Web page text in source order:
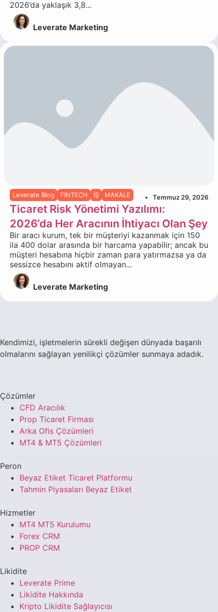
2026’da yaklaşık 3,8...
Leverate Marketing
Leverate Blog FINTECH İŞ MAKALE Temmuz 29, 2026
Ticaret Risk Yönetimi Yazılımı:
2026’da Her Aracının İhtiyacı Olan Şey
Bir aracı kurum, tek bir müşteriyi kazanmak için 150
ila 400 dolar arasında bir harcama yapabilir; ancak bu
müşteri hesabına hiçbir zaman para yatırmazsa ya da
sessizce hesabını aktif olmayan...
Leverate Marketing
Kendimizi, işletmelerin sürekli değişen dünyada başarılı
olmalarını sağlayan yenilikçi çözümler sunmaya adadık.
Çözümler
CFD Aracılık
Prop Ticaret Firması
Arka Ofis Çözümleri
MT4 & MT5 Çözümleri
Peron
Beyaz Etiket Ticaret Platformu
Tahmin Piyasaları Beyaz Etiket
Hizmetler
MT4 MT5 Kurulumu
Forex CRM
PROP CRM
Likidite
Leverate Prime
Likidite Hakkında
Kripto Likidite Sağlayıcısı